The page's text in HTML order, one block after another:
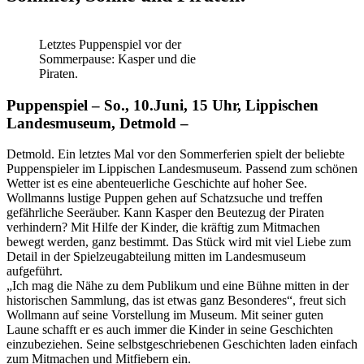
Letztes Puppenspiel vor der
Sommerpause: Kasper und die
Piraten.
Puppenspiel – So., 10.Juni, 15 Uhr, Lippischen
Landesmuseum, Detmold –
Detmold. Ein letztes Mal vor den Sommerferien spielt der beliebte
Puppenspieler im Lippischen Landesmuseum. Passend zum schönen
Wetter ist es eine abenteuerliche Geschichte auf hoher See.
Wollmanns lustige Puppen gehen auf Schatzsuche und treffen
gefährliche Seeräuber. Kann Kasper den Beutezug der Piraten
verhindern? Mit Hilfe der Kinder, die kräftig zum Mitmachen
bewegt werden, ganz bestimmt. Das Stück wird mit viel Liebe zum
Detail in der Spielzeugabteilung mitten im Landesmuseum
aufgeführt.
„Ich mag die Nähe zu dem Publikum und eine Bühne mitten in der
historischen Sammlung, das ist etwas ganz Besonderes“, freut sich
Wollmann auf seine Vorstellung im Museum. Mit seiner guten
Laune schafft er es auch immer die Kinder in seine Geschichten
einzubeziehen. Seine selbstgeschriebenen Geschichten laden einfach
zum Mitmachen und Mitfiebern ein.